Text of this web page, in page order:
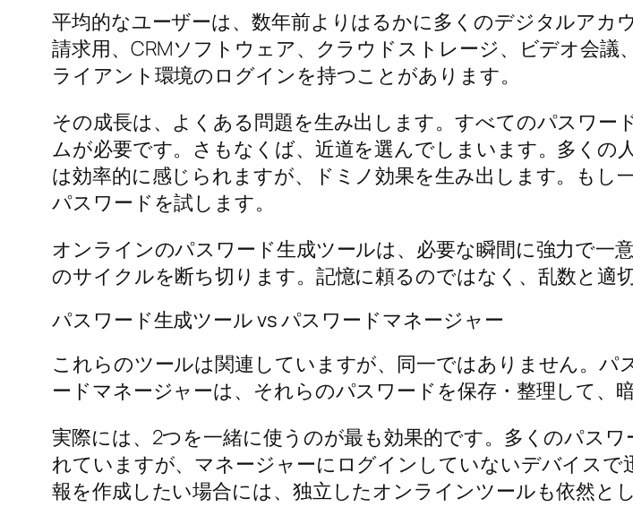
平均的なユーザーは、数年前よりはるかに多くのデジタルアカ
請求用、CRMソフトウェア、クラウドストレージ、ビデオ会
ライアント環境のログインを持つことがあります。
その成長は、よくある問題を生み出します。すべてのパスワ
ムが必要です。さもなくば、近道を選んでしまいます。多く
は効率的に感じられますが、ドミノ効果を生み出します。もし
パスワードを試します。
オンラインのパスワード生成ツールは、必要な瞬間に強力で
のサイクルを断ち切ります。記憶に頼るのではなく、乱数と適
パスワード生成ツール vs パスワードマネージャー
これらのツールは関連していますが、同一ではありません。
ードマネージャーは、それらのパスワードを保存・整理して、
実際には、2つを一緒に使うのが最も効果的です。多くのパス
れていますが、マネージャーにログインしていないデバイス
報を作成したい場合には、独立したオンラインツールも依然とし